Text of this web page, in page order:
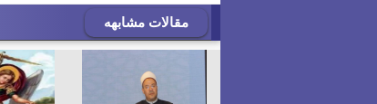
مقالات مشابهه